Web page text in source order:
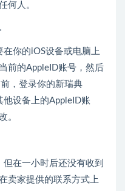
何人。
你的iOS设备或电脑上
前的AppleID账号，然后
，登录你的新瑞典
设备上的AppleID账
。
在一小时后还没有收到
卖家提供的联系方式上